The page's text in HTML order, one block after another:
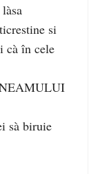
si
cà în cele
sà biruie